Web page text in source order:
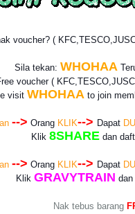
voucher? (
Sila tekan: WHOHAA
voucher(
visitWHOHAA to join
--> Orang KLIK--> Dapat
Klik8SHARE dan
--> Orang KLIK--> Dapat
Klik GRAVYTRAIN
Nak tebus barang